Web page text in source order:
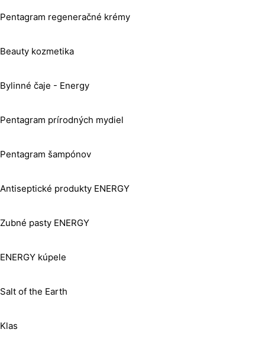
Pentagram regeneračné krémy
Beauty kozmetika
Bylinné čaje - Energy
Pentagram prírodných mydiel
Pentagram šampónov
Antiseptické produkty ENERGY
Zubné pasty ENERGY
ENERGY kúpele
Salt of the Earth
Klas